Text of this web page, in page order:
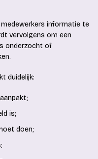
informatie te
vervolgens om een
onderzocht of
duidelijk:
is;
doen;